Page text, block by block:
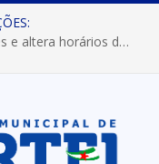
Prefeitura de Portel prorroga inscrições e altera horários dos concursos “Musa” e “Miss Mix Verão 2026”